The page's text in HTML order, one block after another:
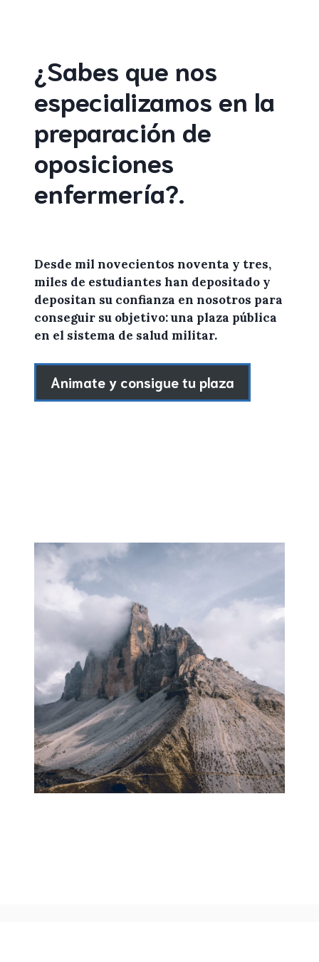
¿Sabes que nos
especializamos en la
preparación de
oposiciones
enfermería?.
Desde mil novecientos noventa y tres,
miles de estudiantes han depositado y
depositan su confianza en nosotros para
conseguir su objetivo: una plaza pública
en el sistema de salud militar.
Animate y consigue tu plaza